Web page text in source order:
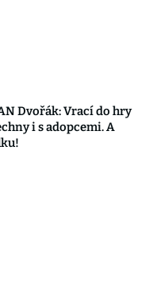
Dvořák: Vrací do hry
i s adopcemi. A